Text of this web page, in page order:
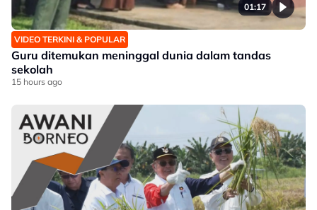
01:17
VIDEO TERKINI & POPULAR
Guru ditemukan meninggal dunia dalam tandas
sekolah
15 hours ago